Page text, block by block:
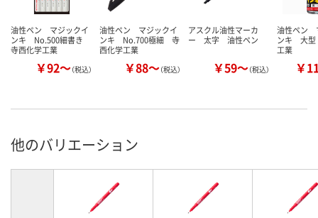
油性ペン マジックイ
ンキ No.500細書き
寺西化学工業
￥92～（税込）
油性ペン マジックイ
ンキ No.700極細 寺
西化学工業
￥88～（税込）
アスクル油性マーカ
ー 太字 油性ペン
￥59～（税込）
油性ペン
ンキ 大
工業
￥
他のバリエーション